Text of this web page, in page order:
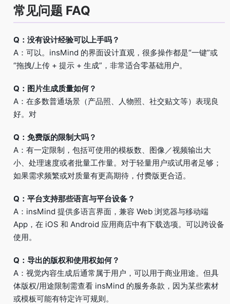
常见问题 FAQ
Q：没有设计经验可以上手吗？
A：可以。insMind 的界面设计直观，很多操作都是“一键”或
“拖拽/上传 + 提示 + 生成”，非常适合零基础用户。
Q：图片生成质量如何？
A：在多数普通场景（产品照、人物照、社交贴文等）表现良
好。对
Q：免费版的限制大吗？
A：有一定限制，包括可使用的模板数、图像／视频输出大
小、处理速度或者批量工作量。对于轻量用户或试用者足够；
如果需求频繁或对质量有更高期待，付费版更合适。
Q：平台支持那些语言与平台设备？
A：insMind 提供多语言界面，兼容 Web 浏览器与移动端
App，在 iOS 和 Android 应用商店中有下载选项。可以跨设备
使用。
Q：导出的版权和使用权如何？
A：视觉内容生成后通常属于用户，可以用于商业用途。但具
体版权/用途限制需查看 insMind 的服务条款，因为某些素材
或模板可能有特定许可规则。